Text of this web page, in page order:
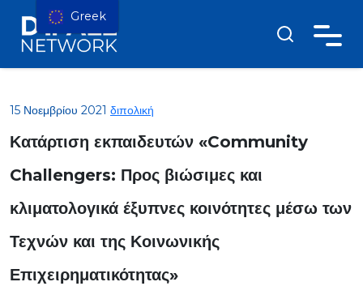
15 Νοεμβρίου 2021 διπολική
Κατάρτιση εκπαιδευτών «Community
Challengers: Προς βιώσιμες και
κλιματολογικά έξυπνες κοινότητες μέσω των
Τεχνών και της Κοινωνικής
Επιχειρηματικότητας»
Greek